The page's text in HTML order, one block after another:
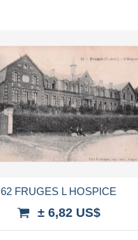
62 FRUGES L HOSPICE
± 6,82 US$